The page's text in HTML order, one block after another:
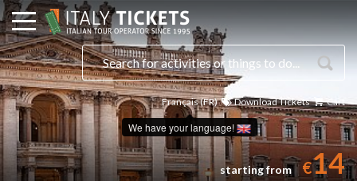
Français (FR)
We have your language!
Download Tickets Cart
starting from €14